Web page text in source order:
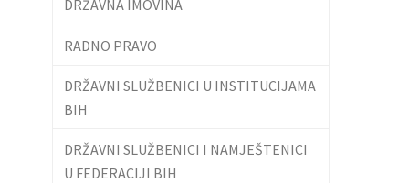
DRŽAVNA IMOVINA
RADNO PRAVO
DRŽAVNI SLUŽBENICI U INSTITUCIJAMA
BIH
DRŽAVNI SLUŽBENICI I NAMJEŠTENICI
U FEDERACIJI BIH